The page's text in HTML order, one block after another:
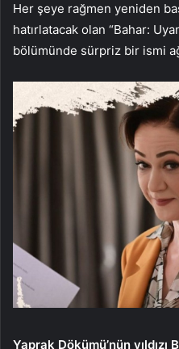
Her şeye rağmen yeniden
hatırlatacak olan “Bahar:
bölümünde sürpriz bir ismi
Yaprak Dökümü’nün yıldızı